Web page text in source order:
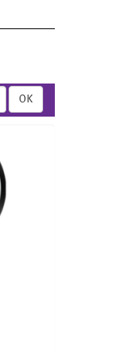
OK